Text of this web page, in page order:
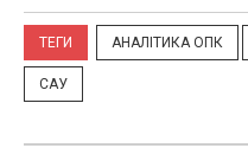
ТЕГИ АНАЛІТИКА ОПК
САУ